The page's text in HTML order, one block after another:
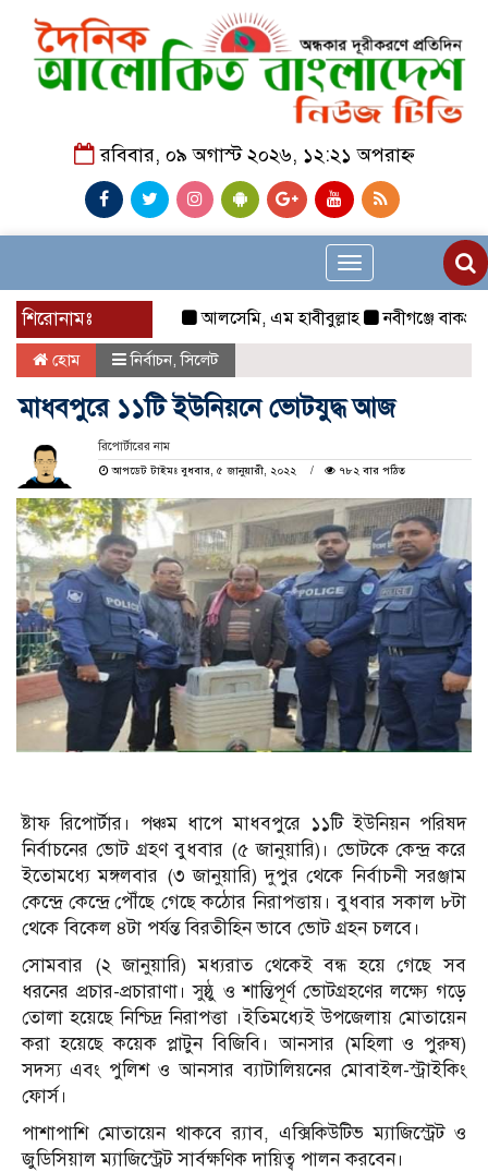
রবিবার, ০৯ অগাস্ট ২০২৬, ১২:২১ অপরাহ্ন
Toggle
navigation
শিরোনামঃ আলসেমি, এম হাবীবুল্লাহ নবীগঞ্জে
হোম নির্বাচন,সিলেট
মাধবপুরে ১১টি ইউনিয়নে ভোটযুদ্ধ আজ
রিপোর্টারের নাম
আপডেট টাইমঃ বুধবার, ৫ জানুয়ারী, ২০২২
৭৮২ বার পঠিত
ষ্টাফ রিপোর্টার। পঞ্চম ধাপে মাধবপুরে ১১টি ইউনিয়ন পরিষদ
নির্বাচনের ভোট গ্রহণ বুধবার (৫ জানুয়ারি)। ভোটকে কেন্দ্র করে
ইতোমধ্যে মঙ্গলবার (৩ জানুয়ারি) দুপুর থেকে নির্বাচনী সরঞ্জাম
কেন্দ্রে কেন্দ্রে পৌঁছে গেছে কঠোর নিরাপত্তায়। বুধবার সকাল ৮টা
থেকে বিকেল ৪টা পর্যন্ত বিরতীহিন ভাবে ভোট গ্রহন চলবে।
সোমবার (২ জানুয়ারি) মধ্যরাত থেকেই বন্ধ হয়ে গেছে সব
ধরনের প্রচার-প্রচারাণা। সুষ্ঠু ও শান্তিপূর্ণ ভোটগ্রহণের লক্ষ্যে গড়ে
তোলা হয়েছে নিশ্চিদ্র নিরাপত্তা ।ইতিমধ্যেই উপজেলায় মোতায়েন
করা হয়েছে কয়েক প্লাটুন বিজিবি। আনসার (মহিলা ও পুরুষ)
সদস্য এবং পুলিশ ও আনসার ব্যাটালিয়নের মোবাইল-স্ট্রাইকিং
ফোর্স।
পাশাপাশি মোতায়েন থাকবে র‌্যাব, এক্সিকিউটিভ ম্যাজিস্ট্রেট ও
জুডিসিয়াল ম্যাজিস্ট্রেট সার্বক্ষণিক দায়িত্ব পালন করবেন।